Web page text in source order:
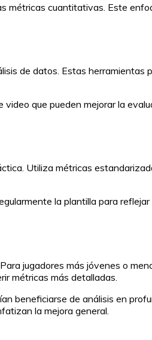
métricas cuantitativas. Este
de datos. Estas herramientas
que pueden mejorar la
Utiliza métricas
la plantilla para reflejar
jugadores más jóvenes o
métricas más detalladas.
beneficiarse de análisis en
la mejora general.